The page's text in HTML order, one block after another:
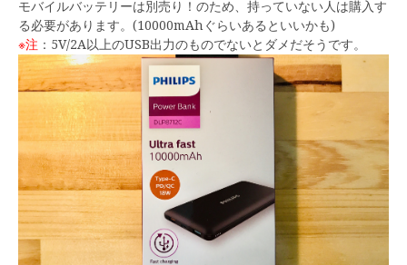
モバイルバッテリーは別売り！のため、持っていない人は購入す
る必要があります。(10000mAhぐらいあるといいかも)
※注 ：5V/2A以上のUSB出力のものでないとダメだそうです。